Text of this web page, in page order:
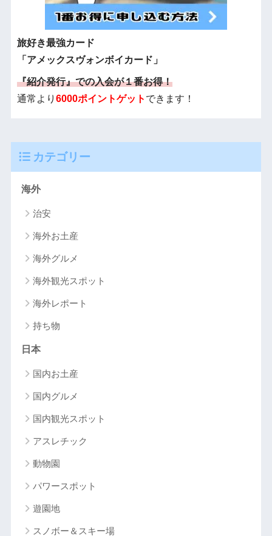
旅好き最強カード
「アメックスヴォンボイカード」
『紹介発行』での入会が１番お得！
通常より 6000ポイントゲット できます！
カテゴリー
海外
治安
海外お土産
海外グルメ
海外観光スポット
海外レポート
持ち物
日本
国内お土産
国内グルメ
国内観光スポット
アスレチック
動物園
パワースポット
遊園地
スノボー＆スキー場